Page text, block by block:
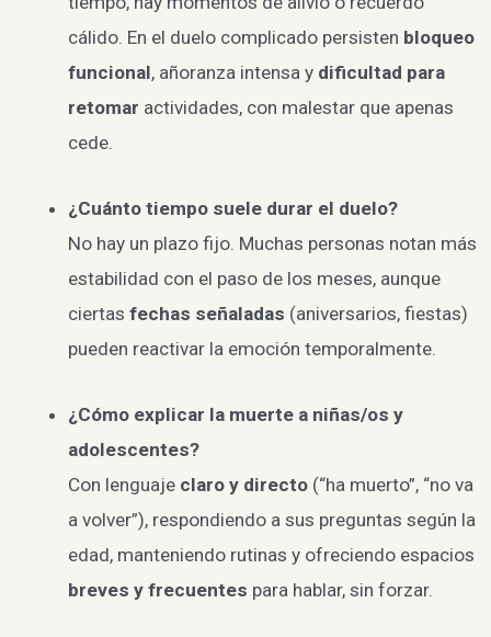
cálido. En el duelo complicado persisten bloqueo
funcional, añoranza intensa y dificultad para
retomar actividades, con malestar que apenas
cede.
¿Cuánto tiempo suele durar el duelo?
No hay un plazo fijo. Muchas personas notan más
estabilidad con el paso de los meses, aunque
ciertas fechas señaladas (aniversarios, fiestas)
pueden reactivar la emoción temporalmente.
¿Cómo explicar la muerte a niñas/os y
adolescentes?
Con lenguaje claro y directo(“ha muerto”, “no va
a volver”), respondiendo a sus preguntas según la
edad, manteniendo rutinas y ofreciendo espacios
breves y frecuentes para hablar, sin forzar.